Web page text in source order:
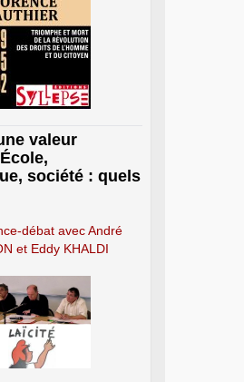
valeur
société : quels
débat avec André
et Eddy KHALDI